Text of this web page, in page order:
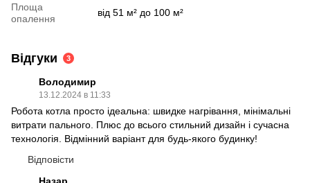
Площа
опалення
від 51 м² до 100 м²
Відгуки 3
Володимир
13.12.2024 в 11:33
Робота котла просто ідеальна: швидке нагрівання, мінімальні
витрати пального. Плюс до всього стильний дизайн і сучасна
технологія. Відмінний варіант для будь-якого будинку!
Відповісти
Назар